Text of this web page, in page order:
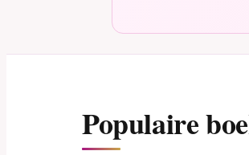
Populaire